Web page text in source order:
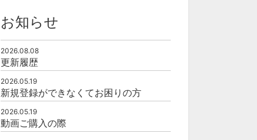
お知らせ
2026.08.08
更新履歴
2026.05.19
新規登録ができなくてお困りの方
2026.05.19
動画ご購入の際